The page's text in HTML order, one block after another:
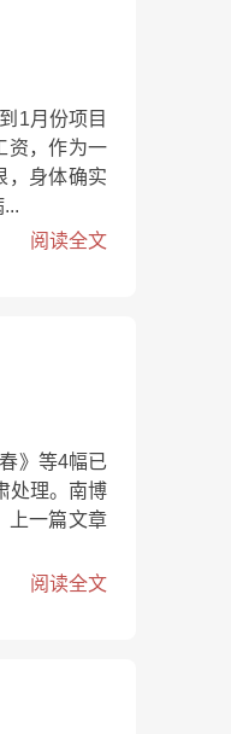
1月份项目
资，作为一
，身体确实
阅读全文
》等4幅已
处理。南博
上一篇文章
阅读全文